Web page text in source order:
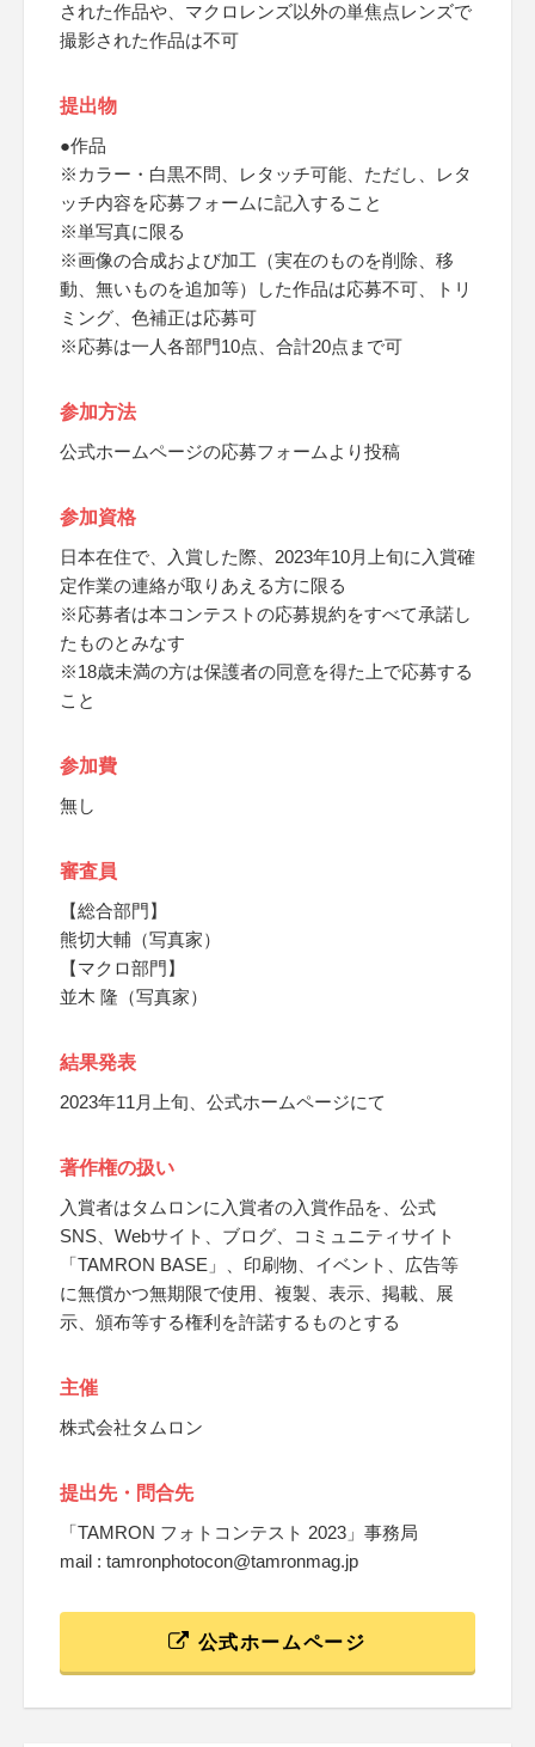
された作品や、マクロレンズ以外の単焦点レンズで
撮影された作品は不可
提出物
●作品
※カラー・白黒不問、レタッチ可能、ただし、レタ
ッチ内容を応募フォームに記入すること
※単写真に限る
※画像の合成および加工（実在のものを削除、移
動、無いものを追加等）した作品は応募不可、トリ
ミング、色補正は応募可
※応募は一人各部門10点、合計20点まで可
参加方法
公式ホームページの応募フォームより投稿
参加資格
日本在住で、入賞した際、2023年10月上旬に入賞確
定作業の連絡が取りあえる方に限る
※応募者は本コンテストの応募規約をすべて承諾し
たものとみなす
※18歳未満の方は保護者の同意を得た上で応募する
こと
参加費
無し
審査員
【総合部門】
熊切大輔（写真家）
【マクロ部門】
並木 隆（写真家）
結果発表
2023年11月上旬、公式ホームページにて
著作権の扱い
入賞者はタムロンに入賞者の入賞作品を、公式
SNS、Webサイト、ブログ、コミュニティサイト
「TAMRON BASE」、印刷物、イベント、広告等
に無償かつ無期限で使用、複製、表示、掲載、展
示、頒布等する権利を許諾するものとする
主催
株式会社タムロン
提出先・問合先
「TAMRON フォトコンテスト 2023」事務局
mail : tamronphotocon@tamronmag.jp
公式ホームページ